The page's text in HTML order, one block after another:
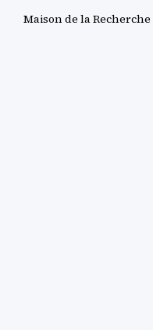
Maison de la